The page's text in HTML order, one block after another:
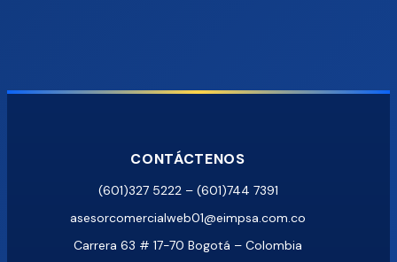
CONTÁCTENOS
(601)327 5222 – (601)744 7391
asesorcomercialweb01@eimpsa.com.co
Carrera 63 # 17-70 Bogotá – Colombia